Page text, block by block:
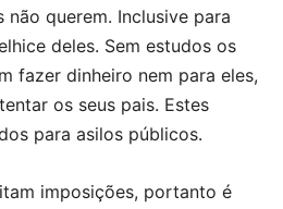
querem. Inclusive para
deles. Sem estudos os
fazer dinheiro nem para eles,
os seus pais. Estes
para asilos públicos.
imposições, portanto é